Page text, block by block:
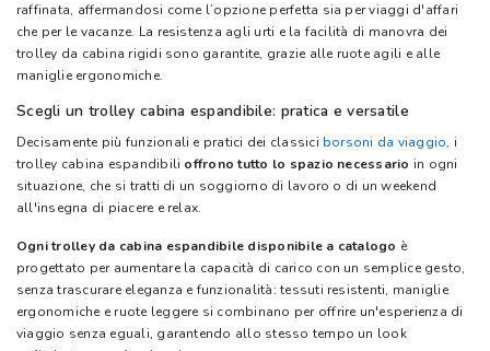
raffinata, affermandosi come l’opzione perfetta sia per viaggi d'affari
che per le vacanze. La resistenza agli urti e la facilità di manovra dei
trolley da cabina rigidi sono garantite, grazie alle ruote agili e alle
maniglie ergonomiche.
Scegli un trolley cabina espandibile: pratica e versatile
Decisamente più funzionali e pratici dei classici borsoni da viaggio, i
trolley cabina espandibili offrono tutto lo spazio necessario in ogni
situazione, che si tratti di un soggiorno di lavoro o di un weekend
all'insegna di piacere e relax.
Ogni trolley da cabina espandibile disponibile a catalogo è
progettato per aumentare la capacità di carico con un semplice gesto,
senza trascurare eleganza e funzionalità: tessuti resistenti, maniglie
ergonomiche e ruote leggere si combinano per offrire un'esperienza di
viaggio senza eguali, garantendo allo stesso tempo un look